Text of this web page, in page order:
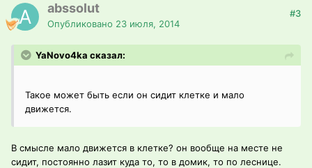
abssolut
Опубликовано 23 июля, 2014
#3
YaNovo4ka сказал:
Такое может быть если он сидит клетке и мало
движется.
В смысле мало движется в клетке? он вообще на месте не
сидит, постоянно лазит куда то, то в домик, то по леснице.